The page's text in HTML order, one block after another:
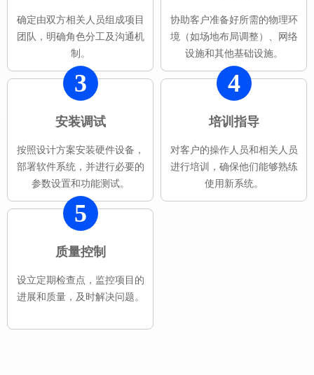
确定由双方相关人员组成项目
团队，明确角色分工及沟通机
制。
协助客户准备好所需的物理环
境（如场地布局调整）、网络
设施和其他基础设施。
安装调试
按照设计方案安装硬件设备，
部署软件系统，并进行必要的
参数设置和功能测试。
3
培训指导
对客户的操作人员和相关人员
进行培训，确保他们能够熟练
使用新系统。
4
质量控制
设立定期检查点，监控项目的
进展和质量，及时解决问题。
5